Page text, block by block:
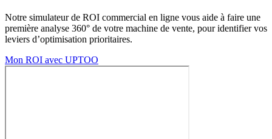
Notre simulateur de ROI commercial en ligne vous aide à faire une
première analyse 360° de votre machine de vente, pour identifier vos
leviers d’optimisation prioritaires.
Mon ROI avec UPTOO